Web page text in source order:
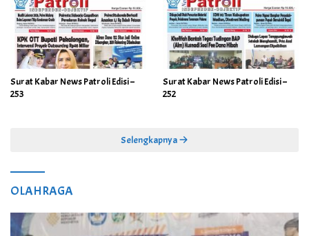
Surat Kabar News Patroli Edisi –
253
Surat Kabar News Patroli Edisi –
252
Selengkapnya
OLAHRAGA